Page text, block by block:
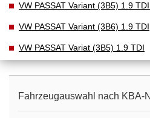
VW PASSAT Variant (3B5) 1.9
VW PASSAT Variant (3B6) 1.9 TDI
VW PASSAT Variat (3B5) 1.9 TDI
Fahrzeugauswahl nach KBA-